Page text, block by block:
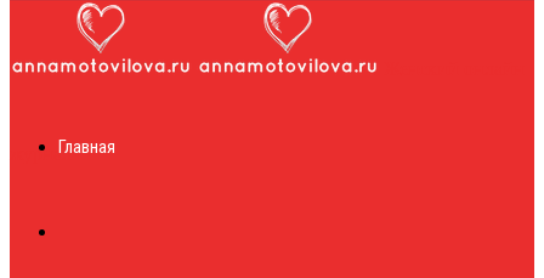
журналГлавная